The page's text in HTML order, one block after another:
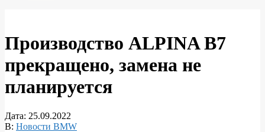
Производство ALPINA B7
прекращено, замена не
планируется
Дата: 25.09.2022
В: Новости BMW